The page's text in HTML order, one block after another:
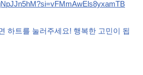
하트를 눌러주세요! 행복한 고민이 됩